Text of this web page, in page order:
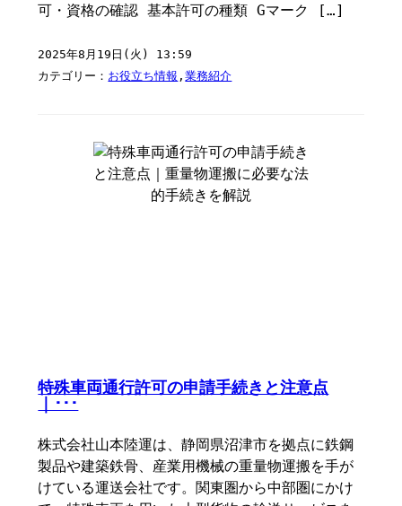
可・資格の確認 基本許可の種類 Gマーク […]
2025年8月19日(火) 13:59
カテゴリー： お役立ち情報 ,業務紹介
特殊車両通行許可の申請手続きと注意点
｜･･･
株式会社山本陸運は、静岡県沼津市を拠点に鉄鋼
製品や建築鉄骨、産業用機械の重量物運搬を手が
けている運送会社です。関東圏から中部圏にかけ